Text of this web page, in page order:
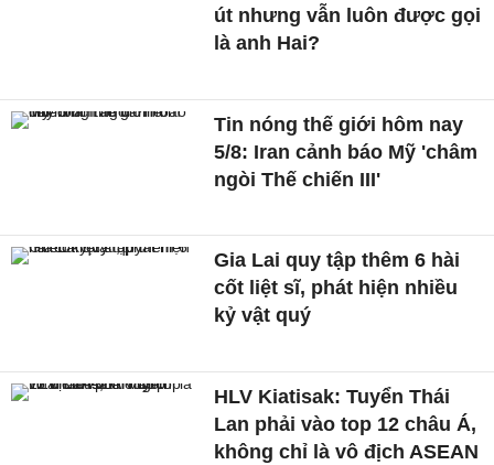
út nhưng vẫn luôn được gọi
là anh Hai?
Tin nóng thế giới hôm nay
5/8: Iran cảnh báo Mỹ 'châm
ngòi Thế chiến III'
Gia Lai quy tập thêm 6 hài
cốt liệt sĩ, phát hiện nhiều
kỷ vật quý
HLV Kiatisak: Tuyển Thái
Lan phải vào top 12 châu Á,
không chỉ là vô địch ASEAN